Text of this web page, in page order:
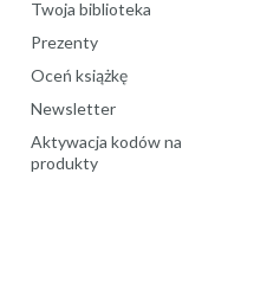
Twoja biblioteka
Prezenty
Oceń książkę
Newsletter
Aktywacja kodów na
produkty